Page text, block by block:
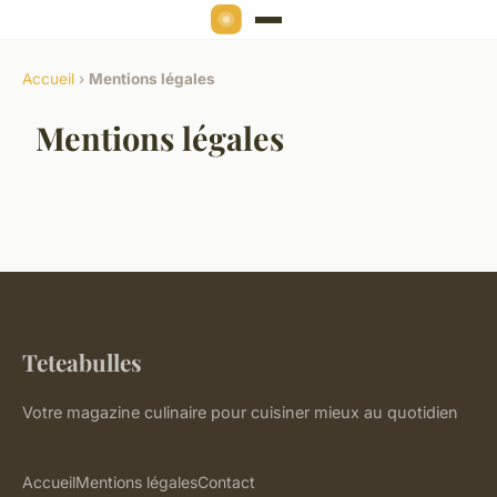
Accueil › Mentions légales
Mentions légales
Teteabulles
Votre magazine culinaire pour cuisiner mieux au quotidien
AccueilMentions légalesContact